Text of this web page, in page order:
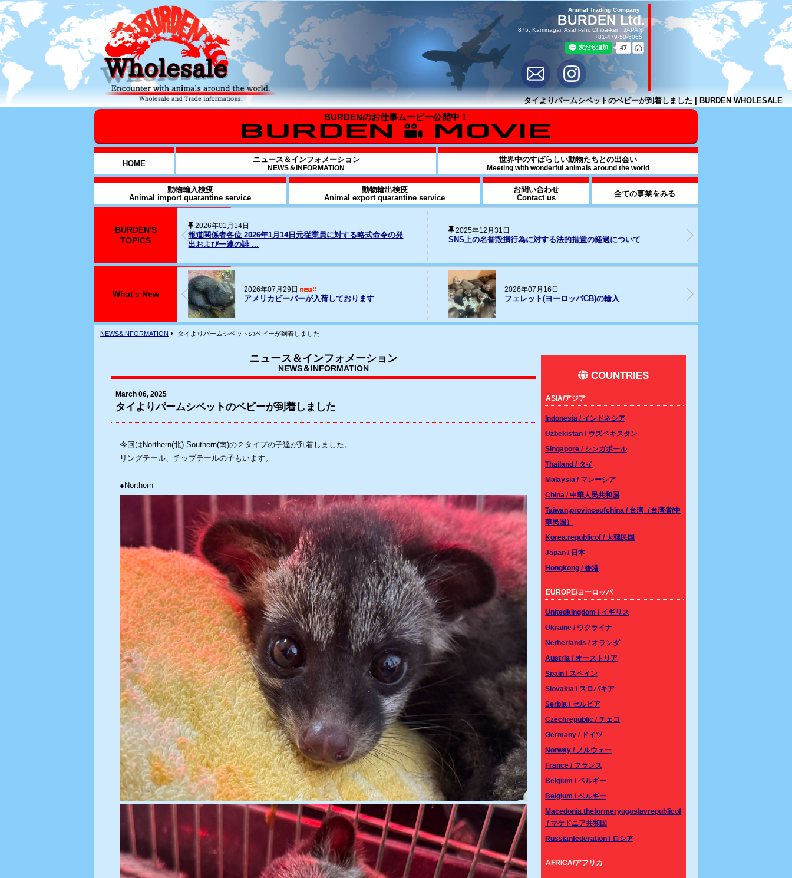
Animal Trading Company
BURDEN Ltd.
875, Kaminagai, Asahi-shi, Chiba-ken, JAPAN
+81-479-50-5065
タイよりパームシベットのベビーが到着しました | BURDEN WHOLESALE
HOME ニュース＆インフォメーション
NEWS＆INFORMATION
世界中のすばらしい動物たちとの出会い
Meeting with wonderful animals around the world
動物輸入検疫
Animal import quarantine service
動物輸出検疫
Animal export quarantine service
お問い合わせ
Contact us
全ての事業をみる
BURDEN'S
TOPICS
年1月14日元従業員に対する略式命令の発
2025年12月31日
SNS上の名誉毀損行為に対する法的措置の経過について Food & BEVARAGE事業部を解説
What's New
メリカビーバーが入荷しております
2026年07月16日
フェレット(ヨーロッパCB)の輸入
2026年05月28日
パームシベット(Southern line)CBベビーが入
荷しました。
NEWS&INFORMATION タイよりパームシベットのベビーが到着しました
ニュース＆インフォメーション
NEWS＆INFORMATION
March 06, 2025
タイよりパームシベットのベビーが到着しました
今回はNorthern(北) Southern(南)の２タイプの子達が到着しました。
リングテール、チップテールの子もいます。
●Northern
COUNTRIES
ASIA/アジア
Indonesia / インドネシア
Uzbekistan / ウズベキスタン
Singapore / シンガポール
Thailand / タイ
Malaysia / マレーシア
China / 中華人民共和国
Taiwan,provinceofchina / 台湾（台湾省/中
華民国）
Korea,republicof / 大韓民国
Japan / 日本
Hongkong / 香港
EUROPE/ヨーロッパ
Unitedkingdom / イギリス
Ukraine / ウクライナ
Netherlands / オランダ
Austria / オーストリア
Spain / スペイン
Slovakia / スロバキア
Serbia / セルビア
Czechrepublic / チェコ
Germany / ドイツ
Norway / ノルウェー
France / フランス
Belgium / ベルギー
Belgium / ベルギー
Macedonia,theformeryugoslavrepublicof
/ マケドニア共和国
Russianfederation / ロシア
AFRICA/アフリカ